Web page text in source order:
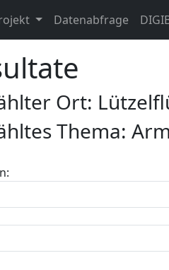
Datenabfrage
Ort:
Thema: